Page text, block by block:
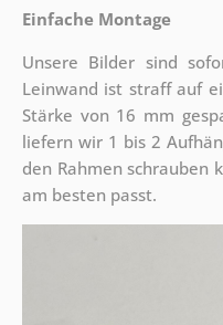
Einfache Montage
Unsere Bilder sind
Leinwand ist straff auf
Stärke von 16 mm
liefern wir 1 bis 2
den Rahmen schrauben
am besten passt.